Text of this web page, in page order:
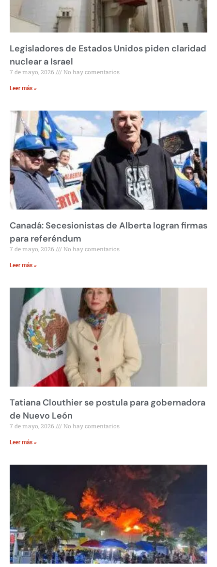
Legisladores de Estados Unidos piden claridad
nuclear a Israel
7 de mayo, 2026 No hay comentarios
Leer más »
Canadá: Secesionistas de Alberta logran firmas
para referéndum
7 de mayo, 2026 No hay comentarios
Leer más »
Tatiana Clouthier se postula para gobernadora
de Nuevo León
7 de mayo, 2026 No hay comentarios
Leer más »